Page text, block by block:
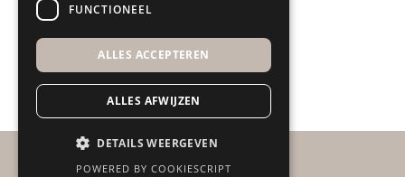
FUNCTIONEEL
ALLES ACCEPTEREN
ALLES AFWIJZEN
DETAILS WEERGEVEN
POWERED BY COOKIESCRIPT